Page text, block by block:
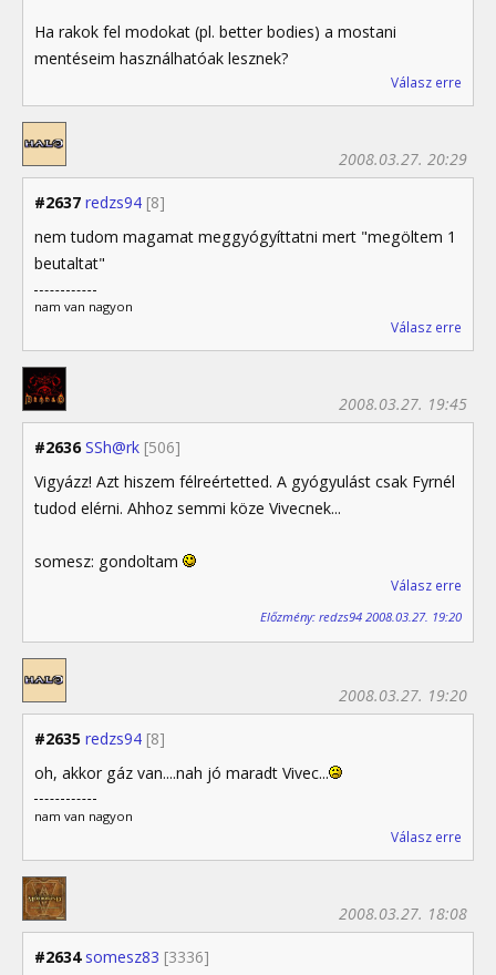
Ha rakok fel modokat (pl. better bodies) a mostani
mentéseim használhatóak lesznek?
Válasz erre
#2637 redzs94 [8]
2008.03.27. 20:29
nem tudom magamat meggyógyíttatni mert "megöltem 1
beutaltat"
nam van nagyon
Válasz erre
#2636 SSh@rk [506]
2008.03.27. 19:45
Vigyázz! Azt hiszem félreértetted. A gyógyulást csak Fyrnél
tudod elérni. Ahhoz semmi köze Vivecnek...
somesz: gondoltam
Válasz erre
Előzmény: redzs94 2008.03.27. 19:20
#2635 redzs94 [8]
2008.03.27. 19:20
oh, akkor gáz van....nah jó maradt Vivec...
nam van nagyon
Válasz erre
#2634 somesz83 [3336]
2008.03.27. 18:08